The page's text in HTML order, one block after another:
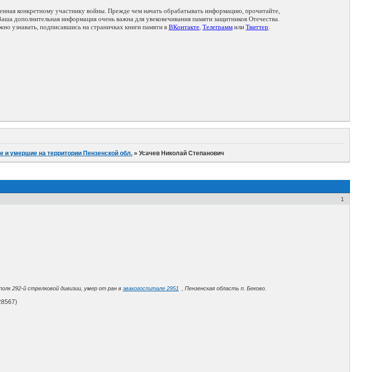
конкретному участнику войны. Прежде чем начать обрабатывать информацию, прочитайте,
дополнительная информация очень важна для увековечивания памяти защитников Отечества.
узнавать, подписавшись на страничках книги памяти в ВКонтакте, Телеграмм или Твиттер.
и умершие на территории Пензенской обл. »Усачев Николай Степанович
1
292-й стрелковой дивизии, умер от ран вэвакогоспитале 2951 , Пензенская область п. Беково.